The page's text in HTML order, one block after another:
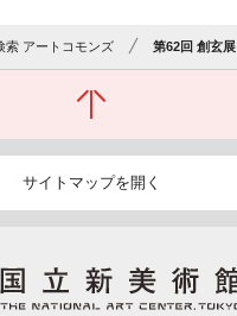
索 アートコモンズ 第62回 創玄展
サイトマップを開く